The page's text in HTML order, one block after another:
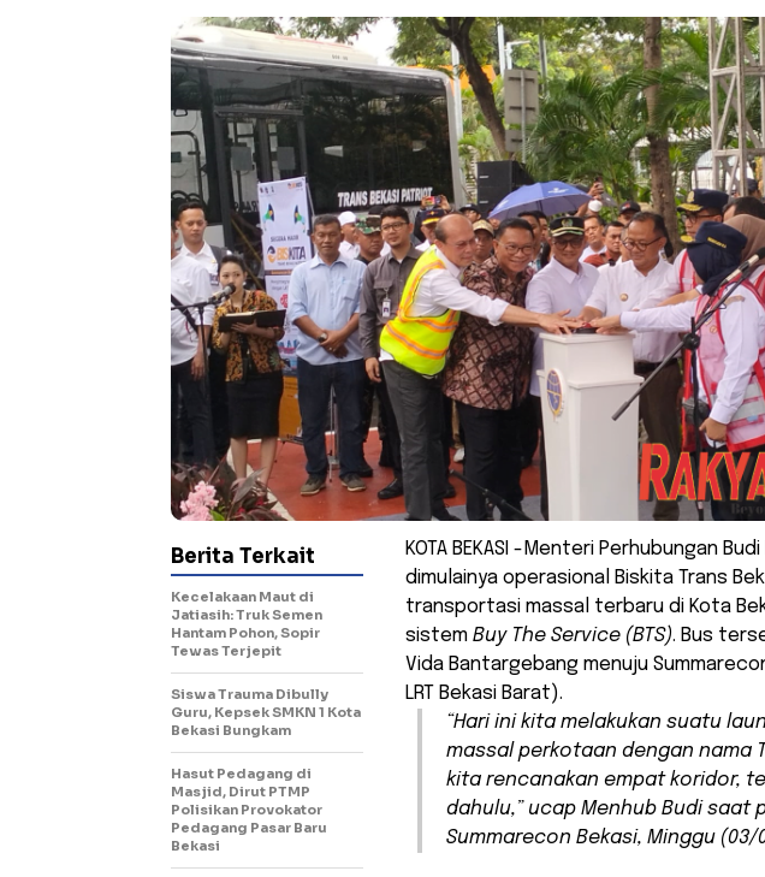
KOTA BEKASI -Menteri Perhubungan
dimulainya operasional Biskita Trans
transportasi massal terbaru di Kota
sistem Buy The Service (BTS). Bus
Vida Bantargebang menuju
LRT Bekasi Barat).
“Hari ini kita melakukan suatu
massal perkotaan dengan nama
kita rencanakan empat koridor,
dahulu,” ucap Menhub Budi saat
Summarecon Bekasi, Minggu (03/
Berita Terkait
Kecelakaan Maut di
Jatiasih: Truk Semen
Hantam Pohon, Sopir
Tewas Terjepit
Siswa Trauma Dibully
Guru, Kepsek SMKN 1 Kota
Bekasi Bungkam
Hasut Pedagang di
Masjid, Dirut PTMP
Polisikan Provokator
Pedagang Pasar Baru
Bekasi